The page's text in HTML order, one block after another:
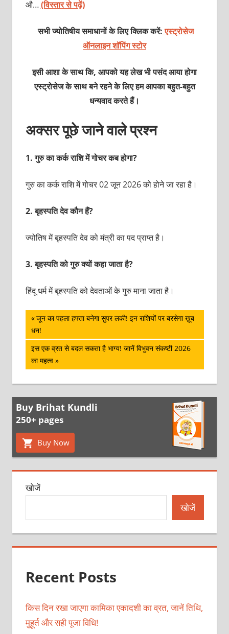
औ…(विस्तार से पढ़ें)
सभी ज्योतिषीय समाधानों के लिए क्लिक करें: एस्ट्रोसेज
ऑनलाइन शॉपिंग स्टोर
इसी आशा के साथ कि, आपको यह लेख भी पसंद आया होगा
एस्ट्रोसेज के साथ बने रहने के लिए हम आपका बहुत-बहुत
धन्यवाद करते हैं।
अक्सर पूछे जाने वाले प्रश्न
1.गुरु का कर्क राशि में गोचर कब होगा?
गुरु का कर्क राशि में गोचर 02 जून 2026 को होने जा रहा है।
2.बृहस्पति देव कौन हैं?
ज्योतिष में बृहस्पति देव को मंत्री का पद प्राप्त है।
3.बृहस्पति को गुरु क्यों कहा जाता है?
हिंदू धर्म में बृहस्पति को देवताओं के गुरु माना जाता है।
पोस्ट
नेविगेशन
Previous
Post:
जून का पहला हफ्ता बनेगा सुपर लकी! इन राशियों पर बरसेगा ख़ूब
धन!
Next
Post:
इस एक व्रत से बदल सकता है भाग्य! जानें विभुवन संकष्टी 2026
का महत्व
Buy Brihat Kundli
250+ pages
Buy Now
खोजें
खोजें
Recent Posts
किस दिन रखा जाएगा कामिका एकादशी का व्रत, जानें तिथि,
मुहूर्त और सही पूजा विधि!